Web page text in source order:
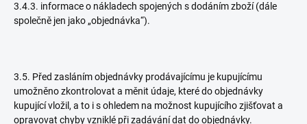
3.4.3. informace o nákladech spojených s dodáním zboží (dále
společně jen jako „objednávka“).
3.5. Před zasláním objednávky prodávajícímu je kupujícímu
umožněno zkontrolovat a měnit údaje, které do objednávky
kupující vložil, a to i s ohledem na možnost kupujícího zjišťovat a
opravovat chyby vzniklé při zadávání dat do objednávky.